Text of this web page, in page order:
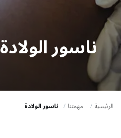
t
i
o
n
ناسور الولادة
الرئيسية مهمتنا ناسور الولادة